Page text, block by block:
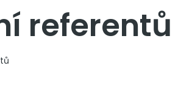
referentů